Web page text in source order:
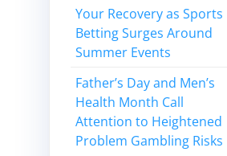
Your Recovery as Sports
Betting Surges Around
Summer Events
Father’s Day and Men’s
Health Month Call
Attention to Heightened
Problem Gambling Risks